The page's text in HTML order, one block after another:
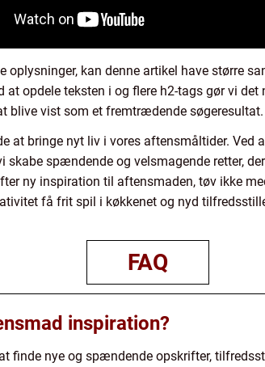
oplysninger, kan denne artikel have større
opdele teksten i og flere h2-tags gør vi
blive vist som et fremtrædende søgeresultat.
at bringe nyt liv i vores aftensmåltider. Ved
spændende og velsmagende retter,
ny inspiration til aftensmaden, tøv ikke
få frit spil i køkkenet og nyd
FAQ
inspiration?
finde nye og spændende opskrifter,